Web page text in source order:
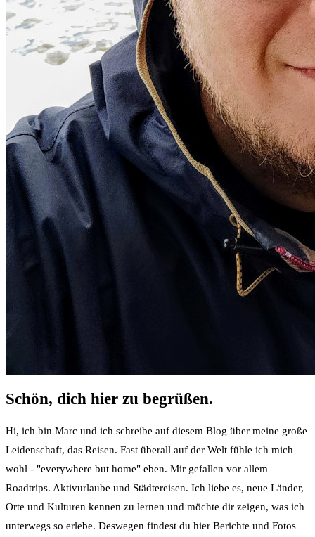
Schön, dich hier zu begrüßen.
Hi, ich bin Marc und ich schreibe auf diesem Blog über meine große
Leidenschaft, das Reisen. Fast überall auf der Welt fühle ich mich
wohl - "everywhere but home" eben. Mir gefallen vor allem
Roadtrips. Aktivurlaube und Städtereisen. Ich liebe es, neue Länder,
Orte und Kulturen kennen zu lernen und möchte dir zeigen, was ich
unterwegs so erlebe. Deswegen findest du hier Berichte und Fotos